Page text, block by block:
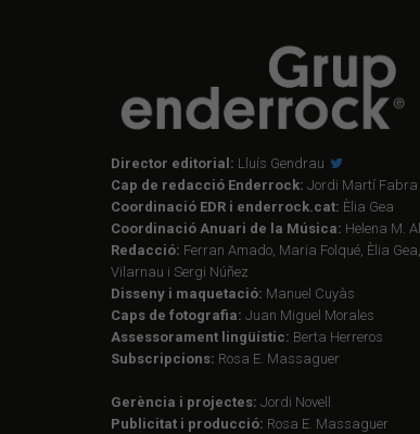
Director editorial: Lluís Gendrau
Cap de redacció Enderrock: Jordi Martí Fabra
Coordinació EDR i enderrock.cat: Èlia Gea
Coordinació Anuari de la Música: Helena M.
Redacció: Ferran Amado, Maria Folqué, Èlia
Vilarnau i Sergi Núñez
Disseny i maquetació: Manuel Cuyàs
Caps de fotografia: Juan Miguel Morales
Assessorament lingüístic: Berta Herreros
Subscripcions: Rosa E. Massaguer
Gerència i projectes: Jordi Novell
Publicitat i producció: Rosa E. Massaguer